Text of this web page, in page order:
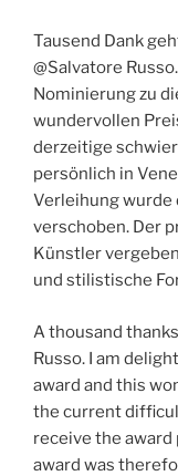
Tausend Dank
@Salvatore
Nominierung zu
wundervollen
derzeitige
persönlich in
Verleihung wurde
verschoben. Der
Künstler
und stilistische
A thousand
Russo. I am
award and this
the current
receive the award
award was